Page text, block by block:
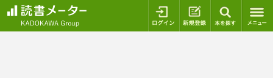
ログイン 新規登録